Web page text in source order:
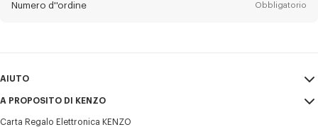
Numero d''ordine Obbligatorio
AIUTO
Il mio account
Guida alle taglie
A PROPOSITO DI KENZO
Condizioni di vendita
Carta Regalo Elettronica KENZO